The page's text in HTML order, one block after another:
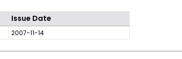
Issue Date
2007-11-14